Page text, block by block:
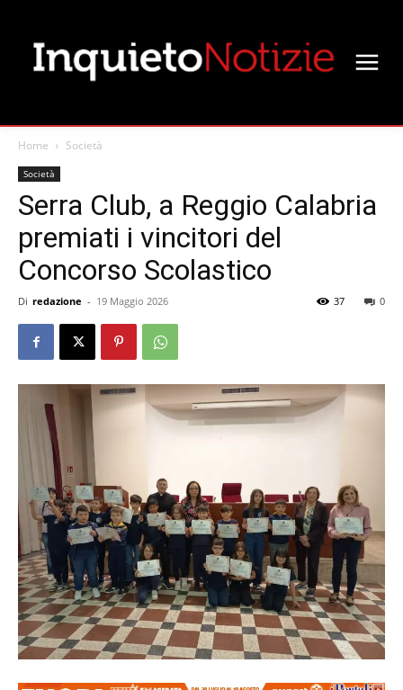
Home Società
Società
Serra Club, a Reggio Calabria
premiati i vincitori del
Concorso Scolastico
Di redazione - 19 Maggio 2026 0
37